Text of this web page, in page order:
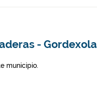
- Gordexola
municipio.